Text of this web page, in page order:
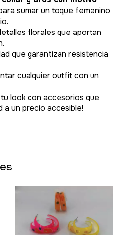
sumar un toque femenino
florales que aportan
que garantizan resistencia
cualquier outfit con un
look con accesorios que
a un precio accesible!